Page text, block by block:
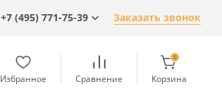
+7 (495) 771-75-39 Заказать звонок
Избранное Сравнение
0
Корзина